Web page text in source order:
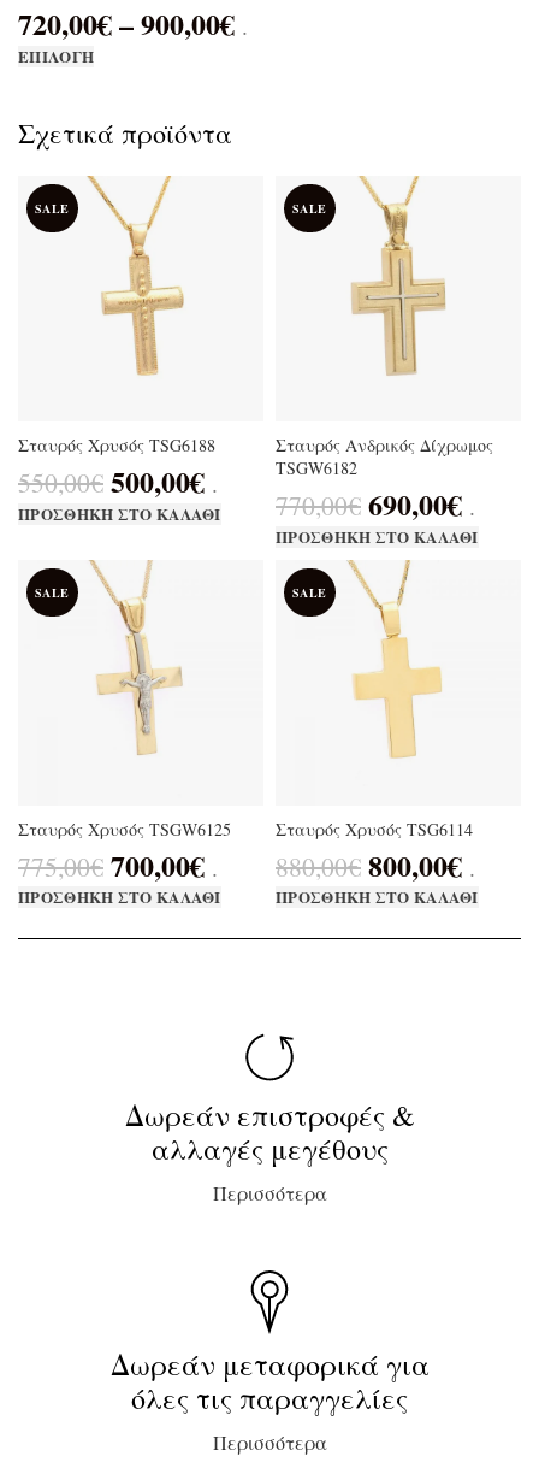
720,00€–900,00€ .
ΕΠΙΛΟΓΉ
Σχετικά προϊόντα
SALE
Σταυρός Χρυσός TSG6188
550,00€ 500,00€ .
ΠΡΟΣΘΉΚΗ ΣΤΟ ΚΑΛΆΘΙ
SALE
Σταυρός Ανδρικός Δίχρωμος
TSGW6182
770,00€ 690,00€ .
ΠΡΟΣΘΉΚΗ ΣΤΟ ΚΑΛΆΘΙ
SALE
Σταυρός Χρυσός TSGW6125
775,00€ 700,00€ .
ΠΡΟΣΘΉΚΗ ΣΤΟ ΚΑΛΆΘΙ
SALE
Σταυρός Χρυσός TSG6114
880,00€ 800,00€ .
ΠΡΟΣΘΉΚΗ ΣΤΟ ΚΑΛΆΘΙ
Δωρεάν επιστροφές &
αλλαγές μεγέθους
Περισσότερα
Δωρεάν μεταφορικά για
όλες τις παραγγελίες
Περισσότερα